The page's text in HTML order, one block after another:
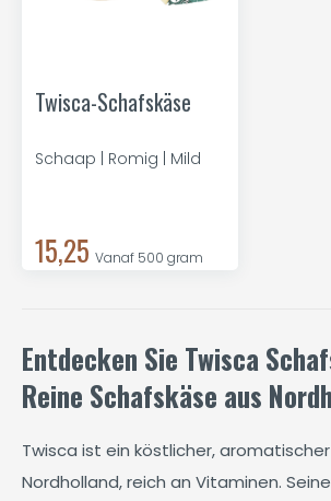
Twisca-Schafskäse
Schaap | Romig | Mild
15,25 Vanaf 500 gram
Entdecken Sie Twisca
Reine Schafskäse aus
Twisca ist ein köstlicher,
Nordholland, reich an Vitaminen.